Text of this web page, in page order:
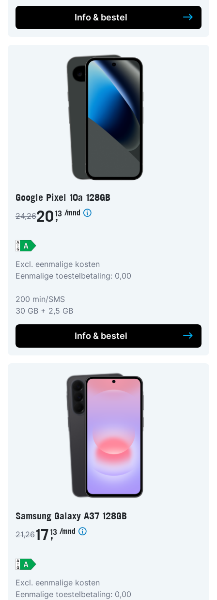
Info & bestel
Google Pixel 10a 128GB
24,2620 ,
13 /mnd
Excl. eenmalige kosten
Eenmalige toestelbetaling: 0,00
200 min/SMS
30 GB + 2,5 GB
Info & bestel
Samsung Galaxy A37 128GB
21,2617 ,
13 /mnd
Excl. eenmalige kosten
Eenmalige toestelbetaling: 0,00